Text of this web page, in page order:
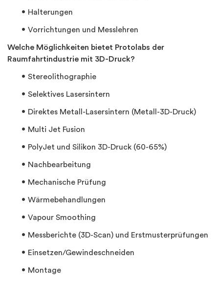
Halterungen
Vorrichtungen und Messlehren
Welche Möglichkeiten bietet Protolabs der
Raumfahrtindustrie mit 3D-Druck?
Stereolithographie
Selektives Lasersintern
Direktes Metall-Lasersintern (Metall-3D-Druck)
Multi Jet Fusion
PolyJet und Silikon 3D-Druck (60-65%)
Nachbearbeitung
Mechanische Prüfung
Wärmebehandlungen
Vapour Smoothing
Messberichte (3D-Scan) und Erstmusterprüfungen
Einsetzen/Gewindeschneiden
Montage